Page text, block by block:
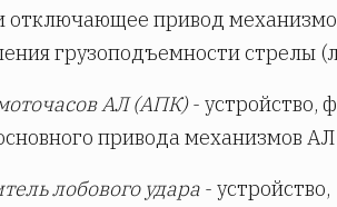
отключающее привод
грузоподъемности стрелы
АЛ (АПК)- устройство,
привода механизмов
лобового удара - устройство,